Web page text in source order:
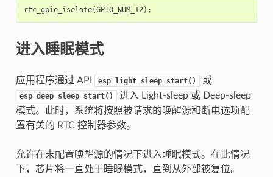
rtc_gpio_isolate(GPIO_NUM_12);
进入睡眠模式
应用程序通过 API esp_light_sleep_start() 或
esp_deep_sleep_start()
进入 Light-sleep 或 Deep-sleep
模式。此时，系统将按照被请求的唤醒源和断电选项配
置有关的 RTC 控制器参数。
允许在未配置唤醒源的情况下进入睡眠模式。在此情况
下，芯片将一直处于睡眠模式，直到从外部被复位。